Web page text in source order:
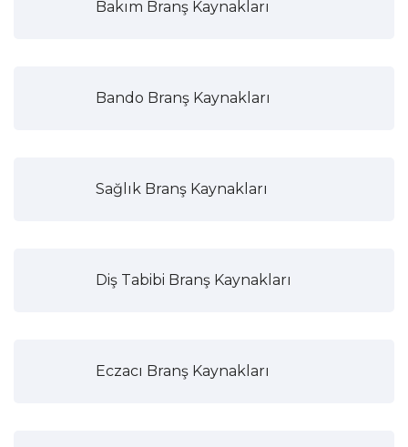
Bakım Branş Kaynakları
Bando Branş Kaynakları
Sağlık Branş Kaynakları
Diş Tabibi Branş Kaynakları
Eczacı Branş Kaynakları